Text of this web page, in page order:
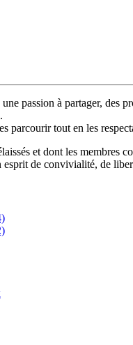
passion à partager, des
parcourir tout en les
et dont les membres
de convivialité, de